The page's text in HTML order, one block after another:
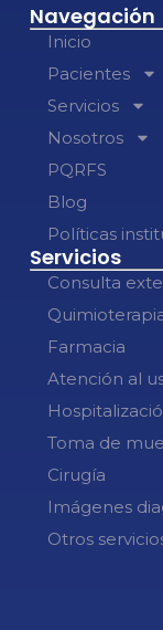
Navegación
Inicio
Pacientes
Servicios
Nosotros
PQRFS
Blog
Políticas
Servicios
Consulta
Farmacia
Atención al
Toma de
Cirugía
Imágenes
Otros